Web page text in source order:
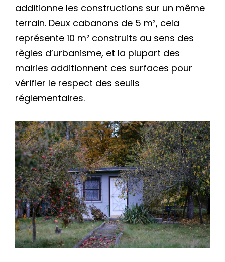
additionne les constructions sur un même
terrain. Deux cabanons de 5 m², cela
représente 10 m² construits au sens des
règles d’urbanisme, et la plupart des
mairies additionnent ces surfaces pour
vérifier le respect des seuils
réglementaires.